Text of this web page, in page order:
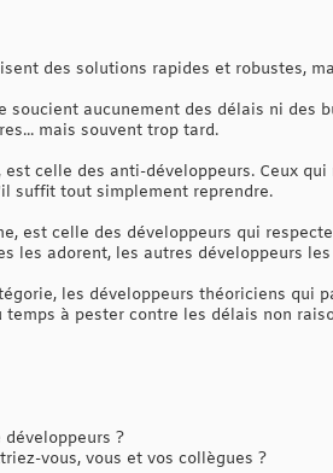
des solutions rapides et robustes,
soucient aucunement des délais ni
mais souvent trop tard.
celle des anti-développeurs. Ceux
suffit tout simplement reprendre.
est celle des développeurs qui
les adorent, les autres développeurs
les développeurs théoriciens qui
à pester contre les délais non
?
vous, vous et vos collègues ?